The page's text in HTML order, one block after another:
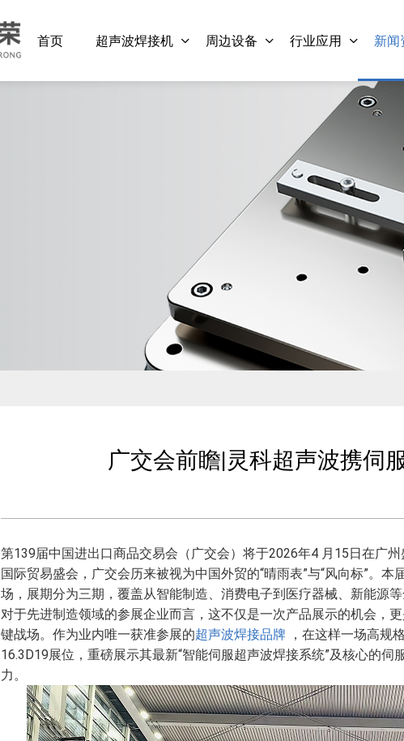
首页 超声波焊接机 周边设备 行业应用 新闻
广交会前瞻|灵科超声波携伺
第139届中国进出口商品交易会（广交会）将于2026年4 月15日在广
国际贸易盛会，广交会历来被视为中国外贸的“晴雨表”与“风向标”。
场，展期分为三期，覆盖从智能制造、消费电子到医疗器械、新能源等
对于先进制造领域的参展企业而言，这不仅是一次产品展示的机会，
键战场。作为业内唯一获准参展的超声波焊接品牌 ，在这样一场高规
16.3D19展位，重磅展示其最新“智能伺服超声波焊接系统”及核心的
力。